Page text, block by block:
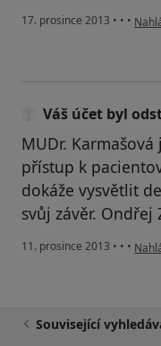
17. prosince 2013 • • •
Váš účet byl
MUDr.
přístup k
dokáže vysvětlit
svůj závěr. Ondřej
11. prosince 2013 • • •
Související